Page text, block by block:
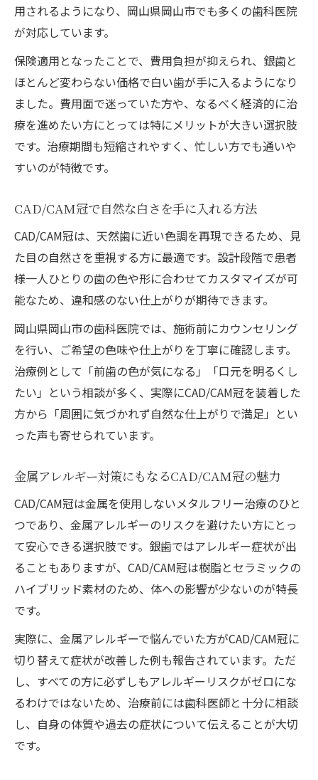
コストパフォーマンスで選ぶCAD/CAM冠の
利点
CAD/CAM冠の経済的メリットと選び方のコ
ツ
CAD/CAM冠の耐久性とメンテナンス術
CAD/CAM冠の耐久性と長持ちさせるコツ
日常のケアで守るCAD/CAM冠の美しさ
CAD/CAM冠のメンテナンス方法と注意点
法
保険でできる白い歯の賢い選び方
CAD/CAM冠で保険内の白い歯を実現する方
保険適用で選ぶCAD/CAM冠のポイント解説
CAD/CAM冠の保険範囲とメリットを知ろう
賢く選ぶ保険対応CAD/CAM冠の選択肢
保険と自費の違いから見たCAD/CAM冠の利
点
用されるようになり、岡山県岡山市でも多くの歯科医院
が対応しています。
保険適用となったことで、費用負担が抑えられ、銀歯と
ほとんど変わらない価格で白い歯が手に入るようになり
ました。費用面で迷っていた方や、なるべく経済的に治
療を進めたい方にとっては特にメリットが大きい選択肢
です。治療期間も短縮されやすく、忙しい方でも通いや
すいのが特徴です。
CAD/CAM冠で自然な白さを手に入れる方法
CAD/CAM冠は、天然歯に近い色調を再現できるため、見
た目の自然さを重視する方に最適です。設計段階で患者
様一人ひとりの歯の色や形に合わせてカスタマイズが可
能なため、違和感のない仕上がりが期待できます。
岡山県岡山市の歯科医院では、施術前にカウンセリング
を行い、ご希望の色味や仕上がりを丁寧に確認します。
治療例として「前歯の色が気になる」「口元を明るくし
たい」という相談が多く、実際にCAD/CAM冠を装着した
方から「周囲に気づかれず自然な仕上がりで満足」とい
った声も寄せられています。
金属アレルギー対策にもなるCAD/CAM冠の魅力
CAD/CAM冠は金属を使用しないメタルフリー治療のひと
つであり、金属アレルギーのリスクを避けたい方にとっ
て安心できる選択肢です。銀歯ではアレルギー症状が出
ることもありますが、CAD/CAM冠は樹脂とセラミックの
ハイブリッド素材のため、体への影響が少ないのが特長
です。
実際に、金属アレルギーで悩んでいた方がCAD/CAM冠に
切り替えて症状が改善した例も報告されています。ただ
し、すべての方に必ずしもアレルギーリスクがゼロにな
るわけではないため、治療前には歯科医師と十分に相談
し、自身の体質や過去の症状について伝えることが大切
です。